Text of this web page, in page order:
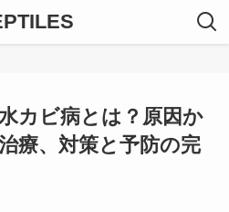
カビ病とは？原因か
療、対策と予防の完